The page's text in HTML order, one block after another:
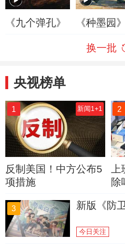
《九个弹孔》 《种墨园》
换一批
央视榜单
1 新闻1+1
反制美国！中方公布5
项措施
2
除
3 新版《防
今日关注